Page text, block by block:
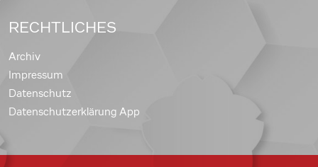
RECHTLICHES
Archiv
Impressum
Datenschutz
Datenschutzerklärung App